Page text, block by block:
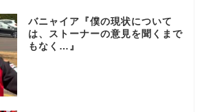
バニャイア『僕の現状について
は、ストーナーの意見を聞くまで
もなく…』